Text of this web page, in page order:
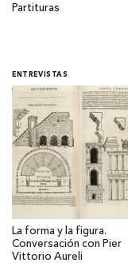
Partituras
ENTREVISTAS
La forma y la figura.
Conversación con Pier
Vittorio Aureli